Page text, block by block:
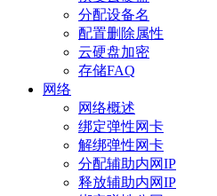
分配设备名
配置删除属性
云硬盘加密
存储FAQ
网络
网络概述
绑定弹性网卡
解绑弹性网卡
分配辅助内网IP
释放辅助内网IP